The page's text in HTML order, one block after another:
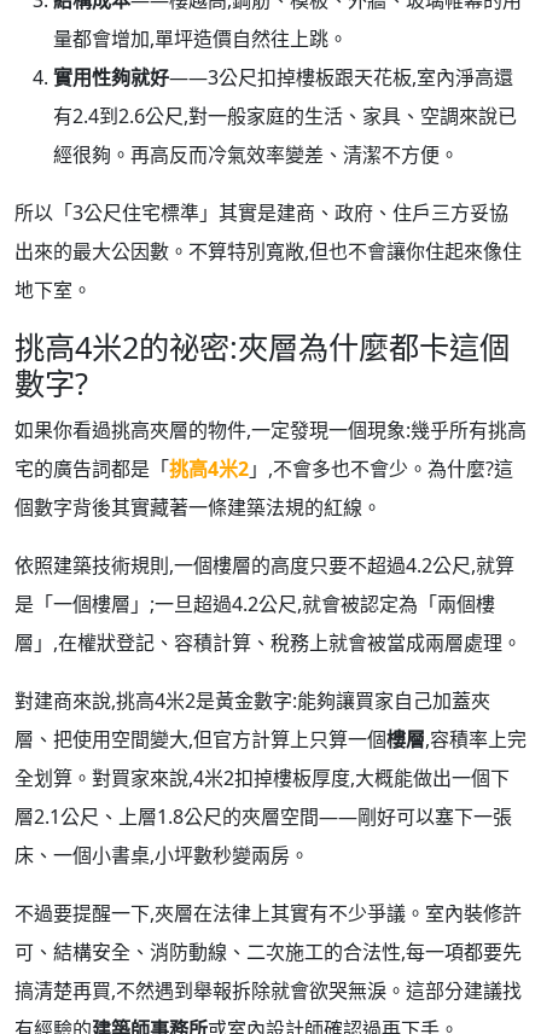
量都會增加,單坪造價自然往上跳。
實用性夠就好——3公尺扣掉樓板跟天花板,室內淨高還
有2.4到2.6公尺,對一般家庭的生活、家具、空調來說已
經很夠。再高反而冷氣效率變差、清潔不方便。
所以「3公尺住宅標準」其實是建商、政府、住戶三方妥協
出來的最大公因數。不算特別寬敞,但也不會讓你住起來像住
地下室。
挑高4米2的祕密:夾層為什麼都卡這個
數字?
如果你看過挑高夾層的物件,一定發現一個現象:幾乎所有挑高
宅的廣告詞都是「挑高4米2」,不會多也不會少。為什麼?這
個數字背後其實藏著一條建築法規的紅線。
依照建築技術規則,一個樓層的高度只要不超過4.2公尺,就算
是「一個樓層」;一旦超過4.2公尺,就會被認定為「兩個樓
層」,在權狀登記、容積計算、稅務上就會被當成兩層處理。
對建商來說,挑高4米2是黃金數字:能夠讓買家自己加蓋夾
層、把使用空間變大,但官方計算上只算一個樓層,容積率上完
全划算。對買家來說,4米2扣掉樓板厚度,大概能做出一個下
層2.1公尺、上層1.8公尺的夾層空間——剛好可以塞下一張
床、一個小書桌,小坪數秒變兩房。
不過要提醒一下,夾層在法律上其實有不少爭議。室內裝修許
可、結構安全、消防動線、二次施工的合法性,每一項都要先
搞清楚再買,不然遇到舉報拆除就會欲哭無淚。這部分建議找